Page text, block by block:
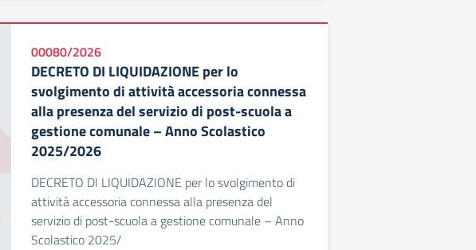
00080/2026
DECRETO DI LIQUIDAZIONE per lo
svolgimento di attività accessoria connessa
alla presenza del servizio di post-scuola a
gestione comunale – Anno Scolastico
2025/2026
DECRETO DI LIQUIDAZIONE per lo svolgimento di
attività accessoria connessa alla presenza del
servizio di post-scuola a gestione comunale – Anno
Scolastico 2025/